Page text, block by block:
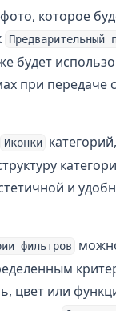
которое
Предварительный
будет
при передаче
Иконки
и
фильтров
цвет или